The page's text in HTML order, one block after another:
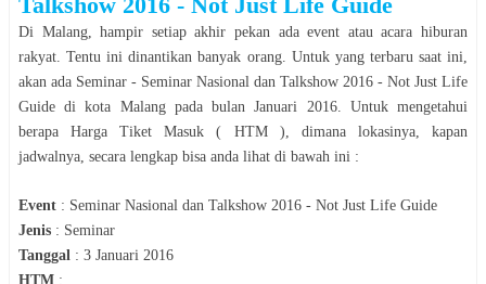
Di Malang, hampir setiap akhir pekan ada event atau acara hiburan
rakyat. Tentu ini dinantikan banyak orang. Untuk yang terbaru saat ini,
akan ada Seminar - Seminar Nasional dan Talkshow 2016 - Not Just Life
Guide di kota Malangpada bulanJanuari 2016. Untuk mengetahui
berapa Harga Tiket Masuk ( HTM ), dimana lokasinya, kapan
jadwalnya, secara lengkap bisa anda lihat di bawah ini :
Event : Seminar Nasional dan Talkshow 2016 - Not Just Life Guide
Jenis : Seminar
Tanggal : 3 Januari 2016
HTM :